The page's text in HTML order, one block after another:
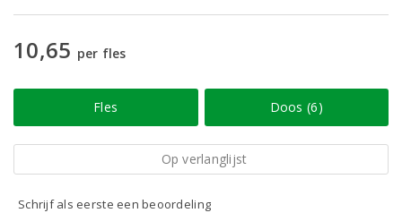
10,65 per fles
Fles Doos (6)
Op verlanglijst
Schrijf als eerste een beoordeling